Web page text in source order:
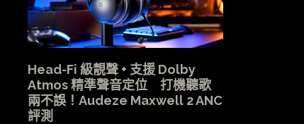
Head-Fi 級靚聲 + 支援 Dolby
Atmos 精準聲音定位 打機聽歌
兩不誤！Audeze Maxwell 2 ANC
評測